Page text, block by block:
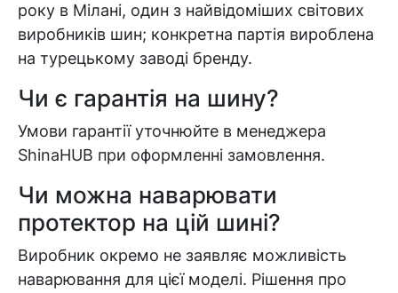
Кошик
У кошику немає товарів.
Ваш номер надіслано.
Оператор зв’яжеться з вами
найближчим часом
року в Мілані, один з найвідоміших світових
виробників шин; конкретна партія вироблена
на турецькому заводі бренду.
Чи є гарантія на шину?
Умови гарантії уточнюйте в менеджера
ShinaHUB при оформленні замовлення.
Чи можна наварювати
протектор на цій шині?
Виробник окремо не заявляє можливість
наварювання для цієї моделі. Рішення про